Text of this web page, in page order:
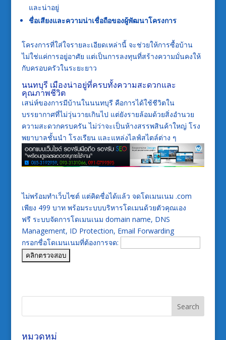
และน่าอยู่
ชื่อเสียงและความน่าเชื่อถือของผู้พัฒนาโครงการ
โครงการที่ใส่ใจรายละเอียดเหล่านี้ จะช่วยให้การซื้อบ้าน
ไม่ใช่แค่การอยู่อาศัย แต่เป็นการลงทุนที่สร้างความมั่นคงให้
กับครอบครัวในระยะยาว
นนทบุรี เมืองน่าอยู่ที่ครบทั้งความสะดวกและ
คุณภาพชีวิต
เสน่ห์ของการมีบ้านในนนทบุรี คือการได้ใช้ชีวิตใน
บรรยากาศที่ไม่วุ่นวายเกินไป แต่ยังรายล้อมด้วยสิ่งอำนวย
ความสะดวกครบครัน ไม่ว่าจะเป็นห้างสรรพสินค้าใหญ่ โรง
พยาบาลชั้นนำ โรงเรียน และแหล่งไลฟ์สไตล์ต่าง ๆ
ไม่พร้อมทำเว็บไซต์ แต่คิดชื่อได้แล้ว จดโดเมนเนม .com
เพียง 499 บาท พร้อมระบบบริหารโดเมนด้วยตัวคุณเอง
ฟรี ระบบจัดการโดเมนเนม domain name, DNS
Management, ID Protection, Email Forwarding
กรอกชื่อโดเมนเนมที่ต้องการจด:
หมวดหมู่